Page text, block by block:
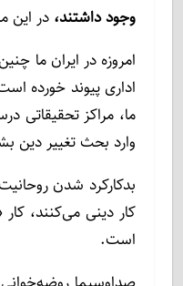
وجود داشتند، در این
امروزه در ایران ما
اداری پیوند خورده
ما، مراکز تحقیقاتی
وارد بحث تغییر دین
بدکارکرد شدن
کار دینی می‌کنند،
است.